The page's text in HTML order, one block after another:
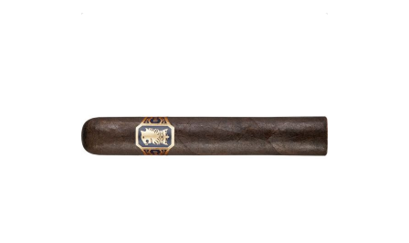
Format: Gordo
Ringmass: 60
Länge: 15.2